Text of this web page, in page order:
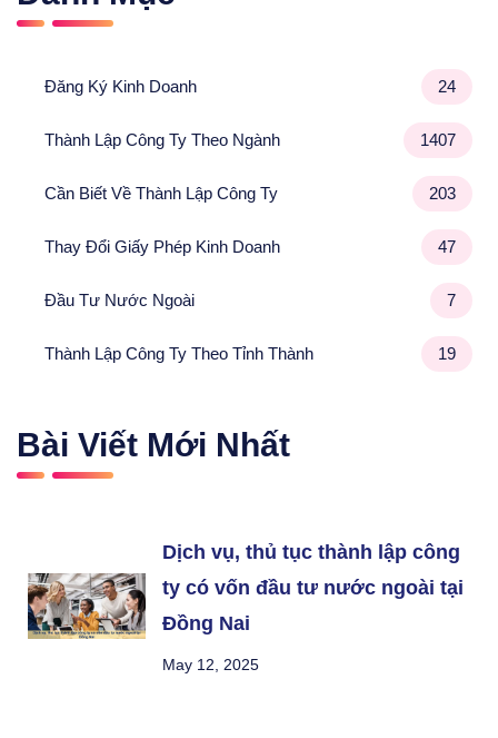
Đăng Ký Kinh Doanh 24
Thành Lập Công Ty Theo Ngành 1407
Cần Biết Về Thành Lập Công Ty 203
Thay Đổi Giấy Phép Kinh Doanh 47
Đầu Tư Nước Ngoài 7
Thành Lập Công Ty Theo Tỉnh Thành 19
Bài Viết Mới Nhất
Dịch vụ, thủ tục thành lập công
ty có vốn đầu tư nước ngoài tại
Đồng Nai
May 12, 2025